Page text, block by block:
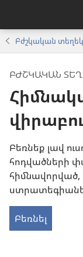
Բժշկական
ԲԺՇԿԱԿԱՆ
Բեռնեք լավ
հոդվածների
հիմնավորված,
Բեռնել